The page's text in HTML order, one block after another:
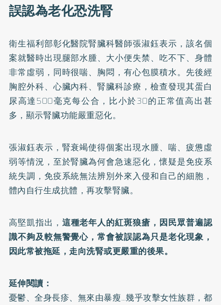
誤認為老化恐洗腎
衛生福利部彰化醫院腎臟科醫師張淑鈺表示，該名個
案就醫時出現腿部水腫、大小便失禁、吃不下、身體
非常虛弱，同時很喘、胸悶，有心包膜積水。先後經
胸腔外科、心臟內科、腎臟科診療，檢查發現其蛋白
尿高達500毫克每公合，比小於30的正常值高出甚
多，顯示腎臟功能嚴重惡化。
張淑鈺表示，腎衰竭使得個案出現水腫、喘、疲憊虛
弱等情況，至於腎臟為何會急速惡化，懷疑是免疫系
統失調，免疫系統無法辨別外來入侵和自己的細胞，
體內自行生成抗體，再攻擊腎臟。
高堅凱指出， 這種老年人的紅斑狼瘡，因民眾普遍認
識不夠及較無警覺心，常會被誤認為只是老化現象，
因此常被拖延，走向洗腎或更嚴重的後果。
延伸閱讀：
憂鬱、全身長疹、無來由暴瘦…幾乎攻擊女性族群，都